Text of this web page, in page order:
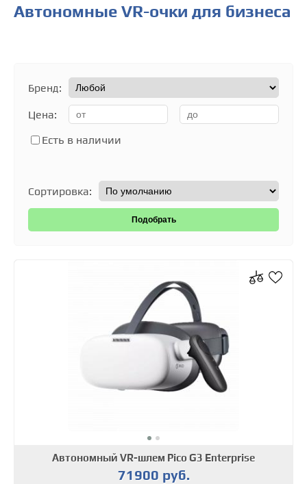
Автономные VR-очки для бизнеса
Бренд:
Цена:
Есть в наличии
Сортировка:
Автономный VR-шлем Pico G3 Enterprise
71900 руб.